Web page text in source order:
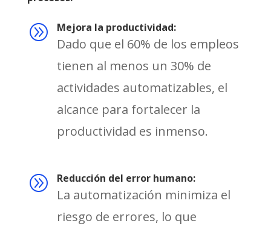
A Mejora la productividad:
Dado que el 60% de los empleos
tienen al menos un 30% de
actividades automatizables, el
alcance para fortalecer la
productividad es inmenso.
A Reducción del error humano:
La automatización minimiza el
riesgo de errores, lo que